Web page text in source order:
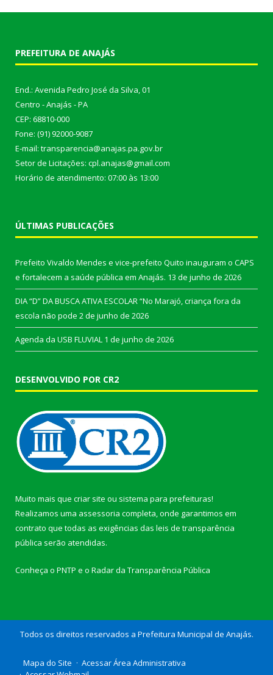
PREFEITURA DE ANAJÁS
End.: Avenida Pedro José da Silva, 01
Centro - Anajás - PA
CEP: 68810-000
Fone: (91) 92000-9087
E-mail: transparencia@anajas.pa.gov.br
Setor de Licitações: cpl.anajas@gmail.com
Horário de atendimento: 07:00 às 13:00
ÚLTIMAS PUBLICAÇÕES
Prefeito Vivaldo Mendes e vice-prefeito Quito inauguram o CAPS
e fortalecem a saúde pública em Anajás. 13 de junho de 2026
DIA “D” DA BUSCA ATIVA ESCOLAR “No Marajó, criança fora da
escola não pode 2 de junho de 2026
Agenda da USB FLUVIAL 1 de junho de 2026
DESENVOLVIDO POR CR2
Muito mais que criar site ou sistema para prefeituras!
Realizamos uma assessoria completa, onde garantimos em
contrato que todas as exigências das leis de transparência
pública serão atendidas.
Conheça o PNTP e o Radar da Transparência Pública
Todos os direitos reservados a Prefeitura Municipal de Anajás.
Mapa do Site
Acessar Área Administrativa